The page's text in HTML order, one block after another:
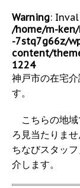
Warning:
/home/m-
-7stq7g66z/
content/
1224
神戸市の在宅
す。
こちらの地域
ろ見当たりま
ちなびスタッ
介します。